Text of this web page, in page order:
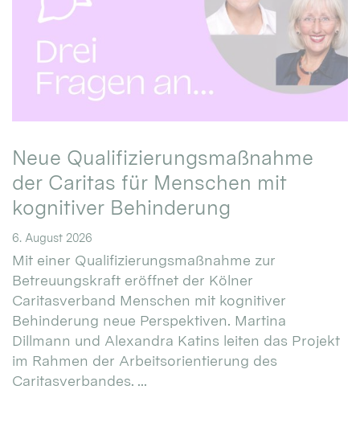
Neue Qualifizierungsmaßnahme
der Caritas für Menschen mit
kognitiver Behinderung
6. August 2026
Mit einer Qualifizierungsmaßnahme zur
Betreuungskraft eröffnet der Kölner
Caritasverband Menschen mit kognitiver
Behinderung neue Perspektiven. Martina
Dillmann und Alexandra Katins leiten das Projekt
im Rahmen der Arbeitsorientierung des
Caritasverbandes. ...